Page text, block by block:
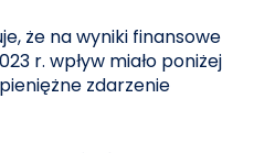
że na wyniki finansowe
r. wpływ miało poniżej
zdarzenie